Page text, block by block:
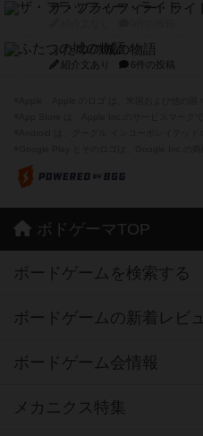
ザ・フラッフィー・ライ
ふたつの城の物語
紹介文あり 6件の投稿
ボドゲーマTOP
ボードゲームを検索する
ボードゲームの新着レビ
ボードゲーム会情報
メカニクス特集